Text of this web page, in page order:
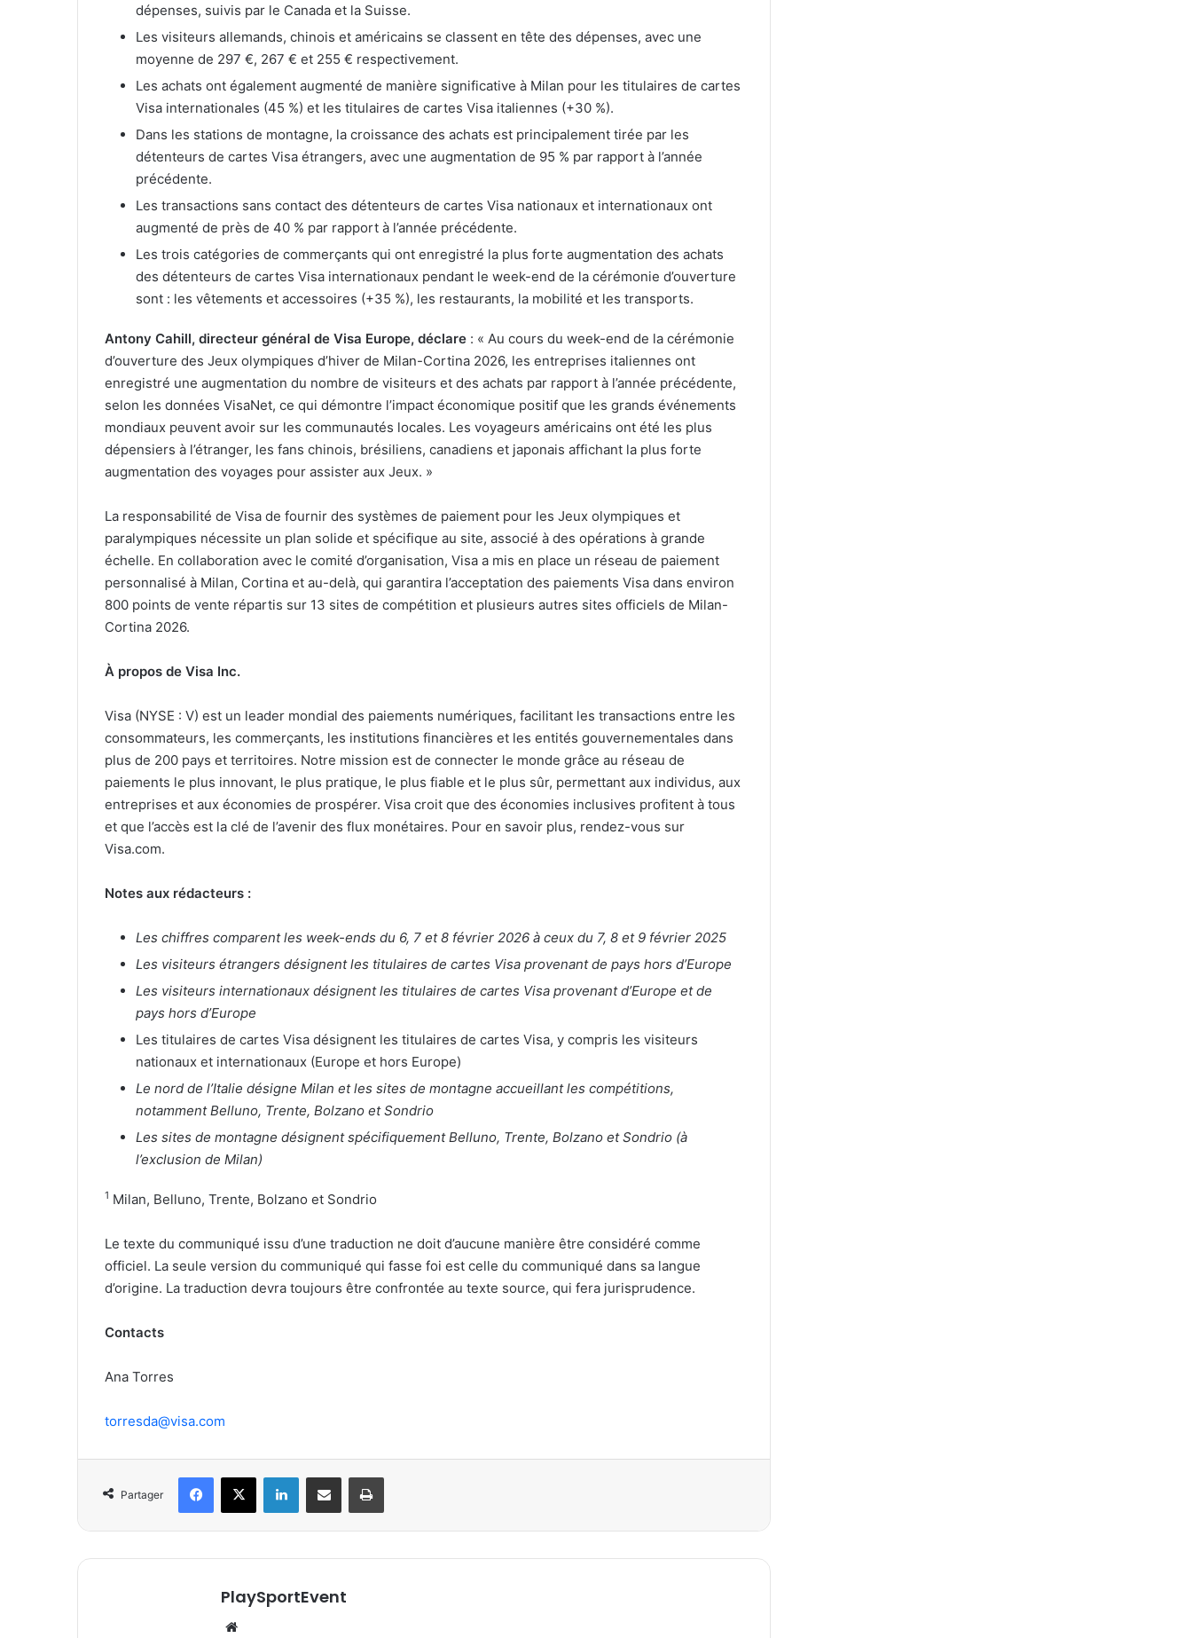
dépenses, suivis par le Canada et la Suisse.
Les visiteurs allemands, chinois et américains se classent en tête des dépenses, avec une
moyenne de 297 €, 267 € et 255 € respectivement.
Les achats ont également augmenté de manière significative à Milan pour les titulaires de cartes
Visa internationales (45 %) et les titulaires de cartes Visa italiennes (+30 %).
Dans les stations de montagne, la croissance des achats est principalement tirée par les
détenteurs de cartes Visa étrangers, avec une augmentation de 95 % par rapport à l’année
précédente.
Les transactions sans contact des détenteurs de cartes Visa nationaux et internationaux ont
augmenté de près de 40 % par rapport à l’année précédente.
Les trois catégories de commerçants qui ont enregistré la plus forte augmentation des achats
des détenteurs de cartes Visa internationaux pendant le week-end de la cérémonie d’ouverture
sont : les vêtements et accessoires (+35 %), les restaurants, la mobilité et les transports.
Antony Cahill, directeur général de Visa Europe, déclare : « Au cours du week-end de la cérémonie
d’ouverture des Jeux olympiques d’hiver de Milan-Cortina 2026, les entreprises italiennes ont
enregistré une augmentation du nombre de visiteurs et des achats par rapport à l’année précédente,
selon les données VisaNet, ce qui démontre l’impact économique positif que les grands événements
mondiaux peuvent avoir sur les communautés locales. Les voyageurs américains ont été les plus
dépensiers à l’étranger, les fans chinois, brésiliens, canadiens et japonais affichant la plus forte
augmentation des voyages pour assister aux Jeux. »
La responsabilité de Visa de fournir des systèmes de paiement pour les Jeux olympiques et
paralympiques nécessite un plan solide et spécifique au site, associé à des opérations à grande
échelle. En collaboration avec le comité d’organisation, Visa a mis en place un réseau de paiement
personnalisé à Milan, Cortina et au-delà, qui garantira l’acceptation des paiements Visa dans environ
800 points de vente répartis sur 13 sites de compétition et plusieurs autres sites officiels de Milan-
Cortina 2026.
À propos de Visa Inc.
Visa (NYSE : V) est un leader mondial des paiements numériques, facilitant les transactions entre les
consommateurs, les commerçants, les institutions financières et les entités gouvernementales dans
plus de 200 pays et territoires. Notre mission est de connecter le monde grâce au réseau de
paiements le plus innovant, le plus pratique, le plus fiable et le plus sûr, permettant aux individus, aux
entreprises et aux économies de prospérer. Visa croit que des économies inclusives profitent à tous
et que l’accès est la clé de l’avenir des flux monétaires. Pour en savoir plus, rendez-vous sur
Visa.com.
Notes aux rédacteurs :
Les chiffres comparent les week-ends du 6, 7 et 8 février 2026 à ceux du 7, 8 et 9 février 2025
Les visiteurs étrangers désignent les titulaires de cartes Visa provenant de pays hors d’Europe
Les visiteurs internationaux désignent les titulaires de cartes Visa provenant d’Europe et de
pays hors d’Europe
Les titulaires de cartes Visa désignent les titulaires de cartes Visa, y compris les visiteurs
nationaux et internationaux (Europe et hors Europe)
Le nord de l’Italie désigne Milan et les sites de montagne accueillant les compétitions,
notamment Belluno, Trente, Bolzano et Sondrio
Les sites de montagne désignent spécifiquement Belluno, Trente, Bolzano et Sondrio (à
l’exclusion de Milan)
1 Milan, Belluno, Trente, Bolzano et Sondrio
Le texte du communiqué issu d’une traduction ne doit d’aucune manière être considéré comme
officiel. La seule version du communiqué qui fasse foi est celle du communiqué dans sa langue
d’origine. La traduction devra toujours être confrontée au texte source, qui fera jurisprudence.
Contacts
Ana Torres
torresda@visa.com
Partager
Facebook
X LinkedinPartager par email Imprimer
PlaySportEvent